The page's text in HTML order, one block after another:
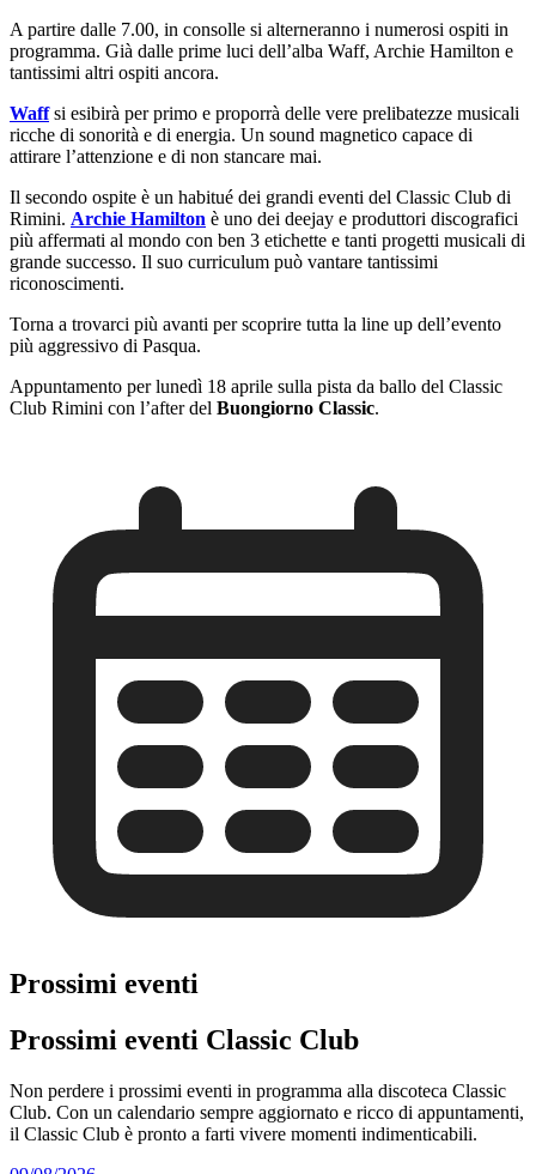
A partire dalle 7.00, in consolle si alterneranno i numerosi ospiti in
programma. Già dalle prime luci dell’alba Waff, Archie Hamilton e
tantissimi altri ospiti ancora.
Waffsi esibirà per primo e proporrà delle vere prelibatezze musicali
ricche di sonorità e di energia. Un sound magnetico capace di
attirare l’attenzione e di non stancare mai.
Il secondo ospite è un habitué dei grandi eventi del Classic Club di
Rimini. Archie Hamilton è uno dei deejay e produttori discografici
più affermati al mondo con ben 3 etichette e tanti progetti musicali di
grande successo. Il suo curriculum può vantare tantissimi
riconoscimenti.
Torna a trovarci più avanti per scoprire tutta la line up dell’evento
più aggressivo di Pasqua.
Appuntamento per lunedì 18 aprile sulla pista da ballo del Classic
Club Rimini con l’after del Buongiorno Classic.
Prossimi eventi
Prossimi eventi Classic Club
Non perdere i prossimi eventi in programma alla discoteca Classic
Club. Con un calendario sempre aggiornato e ricco di appuntamenti,
il Classic Club è pronto a farti vivere momenti indimenticabili.